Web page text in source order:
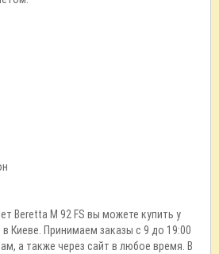
Beretta M 92 FS вы можете купить у
в Киеве. Принимаем заказы с 9 до 19:00
а также через сайт в любое время. В